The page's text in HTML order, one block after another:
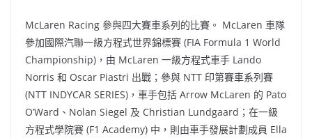
McLaren Racing 參與四大賽車系列的比賽。 McLaren 車隊
參加國際汽聯一級方程式世界錦標賽 (FIA Formula 1 World
Championship)，由 McLaren 一級方程式車手 Lando
Norris 和 Oscar Piastri 出戰；參與 NTT 印第賽車系列賽
(NTT INDYCAR SERIES)，車手包括 Arrow McLaren 的 Pato
O’Ward、Nolan Siegel 及 Christian Lundgaard；在一級
方程式學院賽 (F1 Academy) 中，則由車手發展計劃成員 Ella